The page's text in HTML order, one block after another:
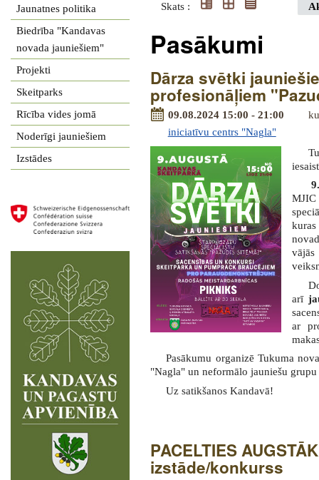
Jaunatnes politika
Biedrība "Kandavas
novada jauniešiem"
Projekti
Skeitparks
Rīcība vides jomā
Noderīgi jauniešiem
Izstādes
Skats :
Pasākumi
Dārza svētki
profesionāļiem
09.08.2024 15:00 - 21:00
iniciatīvu centrs "Nagla"
MJIC
arī
ar
Pasākumu organizē Tukuma
"Nagla" un neformālo jauniešu
Uz satikšanos Kandavā!
PACELTIES
izstāde/konkurss